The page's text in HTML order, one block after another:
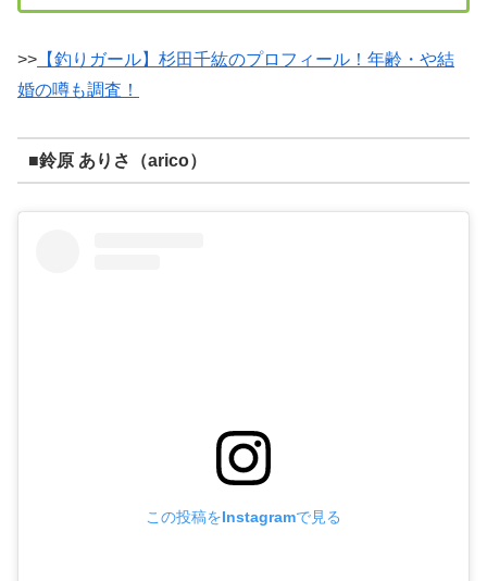
>> 【釣りガール】杉田千紘のプロフィール！年齢・や結
婚の噂も調査！
■鈴原 ありさ（arico）
この投稿をInstagramで見る